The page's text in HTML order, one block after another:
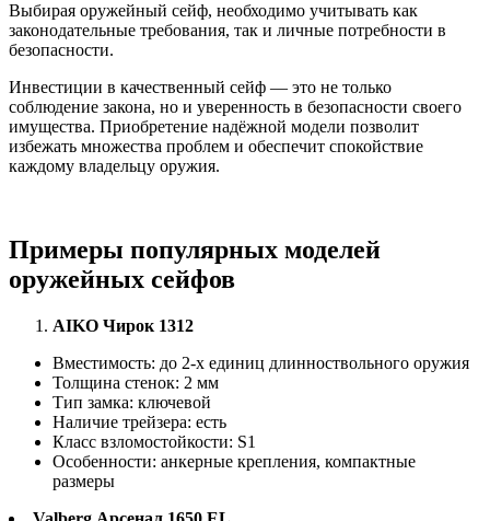
Выбирая оружейный сейф, необходимо учитывать как
законодательные требования, так и личные потребности в
безопасности.
Инвестиции в качественный сейф — это не только
соблюдение закона, но и уверенность в безопасности своего
имущества. Приобретение надёжной модели позволит
избежать множества проблем и обеспечит спокойствие
каждому владельцу оружия.
Примеры популярных моделей
оружейных сейфов
AIKO Чирок 1312
Вместимость: до 2-х единиц длинноствольного оружия
Толщина стенок: 2 мм
Тип замка: ключевой
Наличие трейзера: есть
Класс взломостойкости: S1
Особенности: анкерные крепления, компактные
размеры